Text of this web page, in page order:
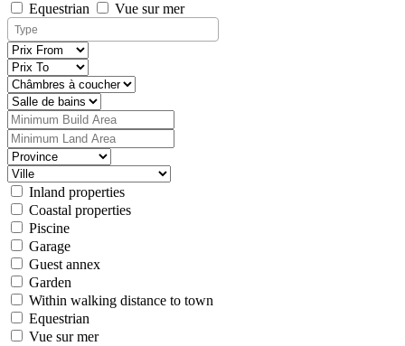
Equestrian
Vue sur mer
Inland properties
Coastal properties
Piscine
Garage
Guest annex
Garden
Within walking distance to town
Equestrian
Vue sur mer